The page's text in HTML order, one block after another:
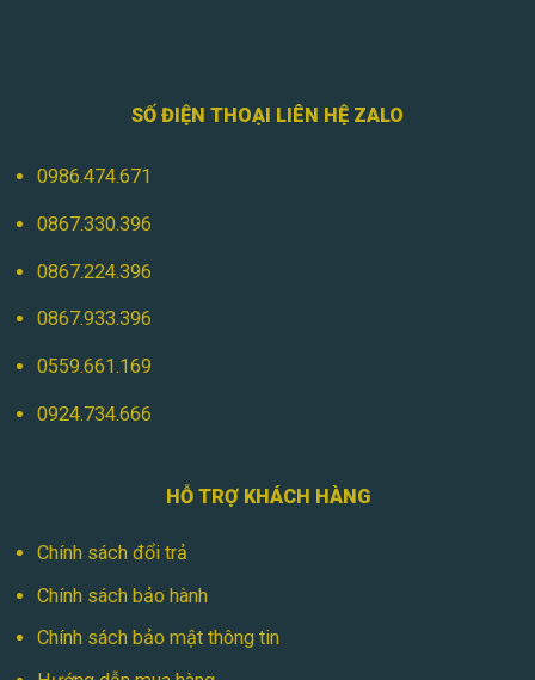
SỐ ĐIỆN THOẠI LIÊN HỆ ZALO
0986.474.671
0867.330.396
0867.224.396
0867.933.396
0559.661.169
0924.734.666
HỖ TRỢ KHÁCH HÀNG
Chính sách đổi trả
Chính sách bảo hành
Chính sách bảo mật thông tin